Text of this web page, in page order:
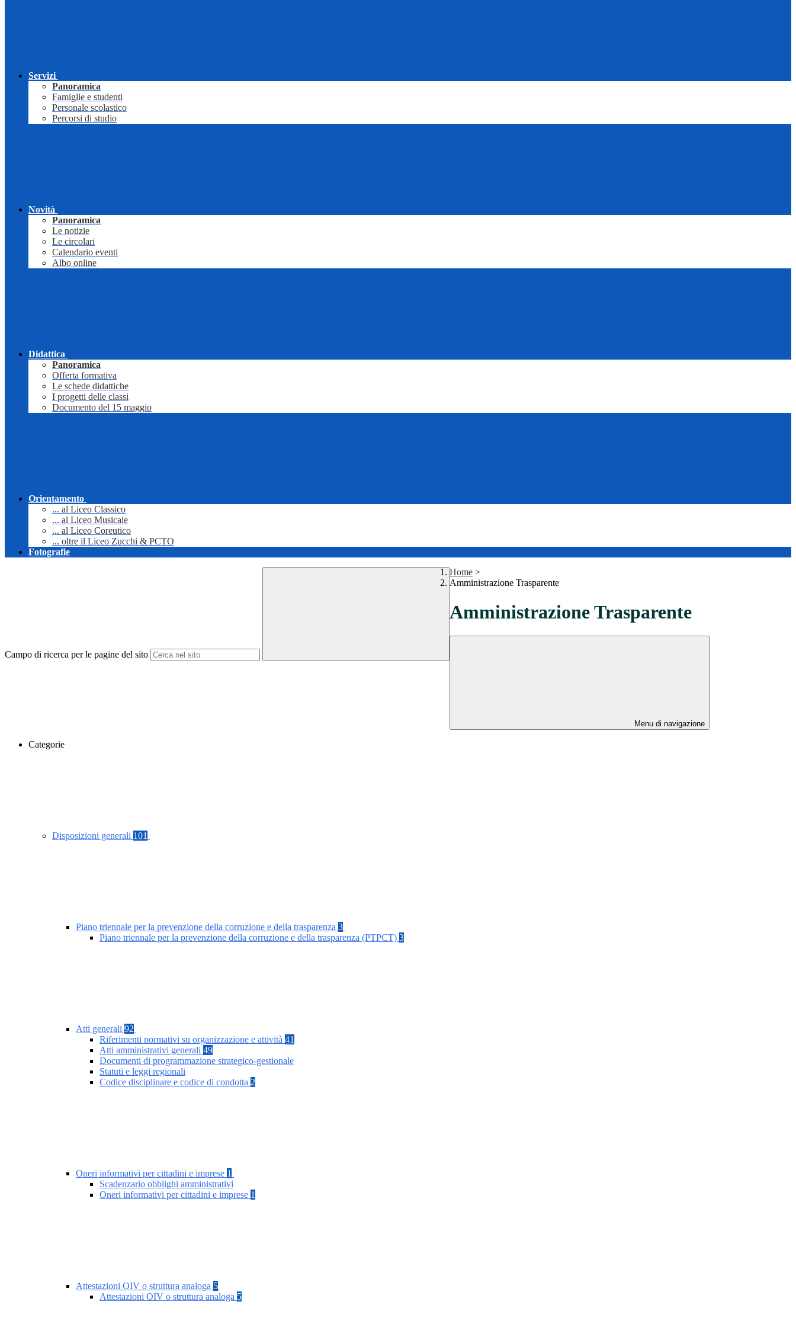
Servizi
Panoramica
Famiglie e studenti
Personale scolastico
Percorsi di studio
Novità
Panoramica
Le notizie
Le circolari
Calendario eventi
Albo online
Didattica
Panoramica
Offerta formativa
Le schede didattiche
I progetti delle classi
Documento del 15 maggio
Orientamento
... al Liceo Classico
... al Liceo Musicale
... al Liceo Coreutico
... oltre il Liceo Zucchi & PCTO
Fotografie
Campo di ricerca per le pagine del sito
Home >
Amministrazione Trasparente
Amministrazione Trasparente
Menu di navigazione
Categorie
Disposizioni generali 101
Piano triennale per la prevenzione della corruzione e della trasparenza 3
Piano triennale per la prevenzione della corruzione e della trasparenza (PTPCT) 3
Atti generali 92
Riferimenti normativi su organizzazione e attività 41
Atti amministrativi generali 49
Documenti di programmazione strategico-gestionale
Statuti e leggi regionali
Codice disciplinare e codice di condotta 2
Oneri informativi per cittadini e imprese 1
Scadenzario obblighi amministrativi
Oneri informativi per cittadini e imprese 1
Attestazioni OIV o struttura analoga 5
Attestazioni OIV o struttura analoga 5